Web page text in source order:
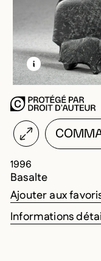
EN SAVOIR
OUVRIR LA
1996
Basalte
Vous
Ouvrir
Ajouter aux
Informations